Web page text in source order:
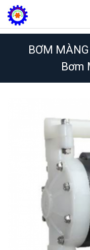
BƠM
Bơm